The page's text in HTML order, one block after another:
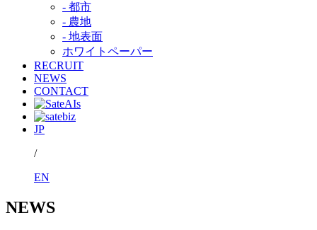
- 都市​
- 農地
- 地表面
ホワイトペーパー
RECRUIT
NEWS
CONTACT
JP
/
EN
NEWS